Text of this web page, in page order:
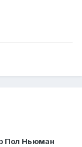
Пол Ньюман